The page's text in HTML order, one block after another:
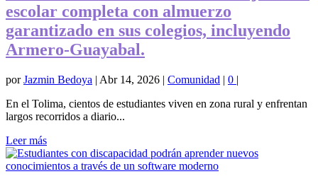
escolar completa con almuerzo
garantizado en sus colegios, incluyendo
Armero-Guayabal.
porJazmin Bedoya | Abr 14, 2026 | Comunidad | 0 |
En el Tolima, cientos de estudiantes viven en zona rural y enfrentan
largos recorridos a diario...
Leer más